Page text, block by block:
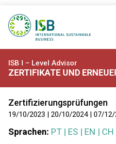
ISB I – Level Advisor
ZERTIFIKATE UND
Zertifizierungsprüfungen
19/10/2023 | 20/10/2024 | 07/
Sprachen: PT | ES | EN | CH